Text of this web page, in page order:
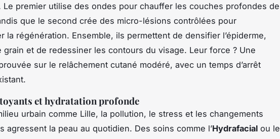
Le premier utilise des ondes pour chauffer les couches profondes de
que le second crée des micro-lésions contrôlées pour
la régénération. Ensemble, ils permettent de densifier l’épiderme,
grain et de redessiner les contours du visage. Leur force ? Une
sur le relâchement cutané modéré, avec un temps d’arrêt
et hydratation profonde
urbain comme Lille, la pollution, le stress et les changements
agressent la peau au quotidien. Des soins comme l’Hydrafacial ou le